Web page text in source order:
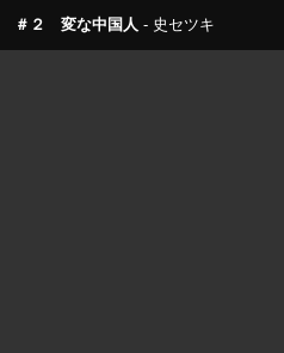
＃２ 変な中国人 史セツキ